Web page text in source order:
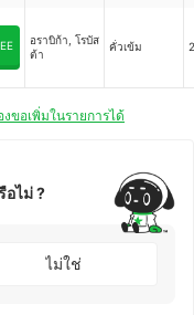
อราบิก้า, โรบัส
ต้า
คั่วเข้ม
งขอเพิ่มในรายการได้
อไม่ ?
ไม่ใช่